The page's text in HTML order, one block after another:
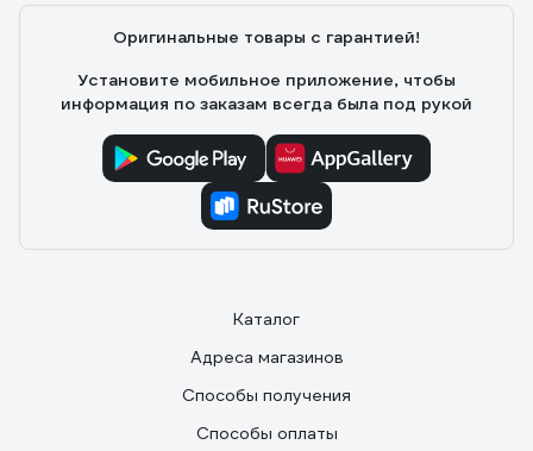
Оригинальные товары с гарантией!
Установите мобильное приложение, чтобы
информация по заказам всегда была под рукой
Каталог
Адреса магазинов
Способы получения
Способы оплаты